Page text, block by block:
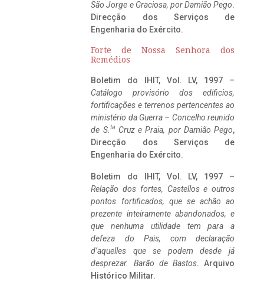
São Jorge e Graciosa, por Damião Pego.
Direcção dos Serviços de
Engenharia do Exército.
Forte de Nossa Senhora dos
Remédios
Boletim do IHIT, Vol. LV, 1997 –
Catálogo provisório dos edificios,
fortificações e terrenos pertencentes ao
ministério da Guerra – Concelho reunido
de S. ta Cruz e Praia, por Damião Pego,
Direcção dos Serviços de
Engenharia do Exército.
Boletim do IHIT, Vol. LV, 1997 –
Relação dos fortes, Castellos e outros
pontos fortificados, que se achão ao
prezente inteiramente abandonados, e
que nenhuma utilidade tem para a
defeza do Pais, com declaração
d’aquelles que se podem desde já
desprezar. Barão de Bastos. Arquivo
Histórico Militar.